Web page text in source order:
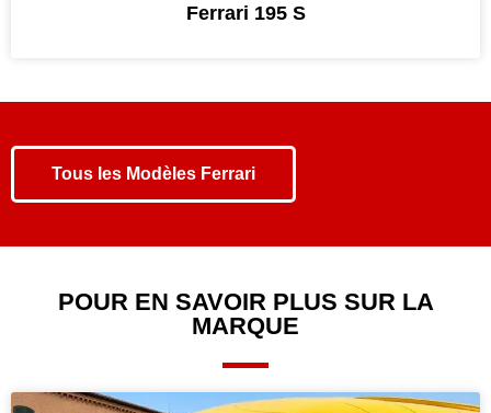
Ferrari 195 S
Tous les Modèles Ferrari
POUR EN SAVOIR PLUS SUR LA
MARQUE